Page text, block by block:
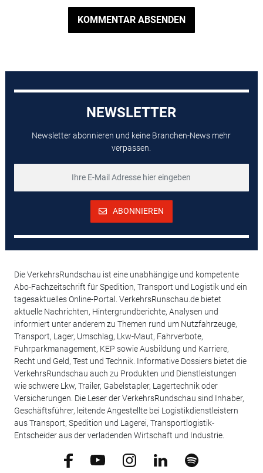
KOMMENTAR ABSENDEN
NEWSLETTER
Newsletter abonnieren und keine Branchen-News mehr
verpassen.
ABONNIEREN
Die VerkehrsRundschau ist eine unabhängige und kompetente
Abo-Fachzeitschrift für Spedition, Transport und Logistik und ein
tagesaktuelles Online-Portal. VerkehrsRunschau.de bietet
aktuelle Nachrichten, Hintergrundberichte, Analysen und
informiert unter anderem zu Themen rund um Nutzfahrzeuge,
Transport, Lager, Umschlag, Lkw-Maut, Fahrverbote,
Fuhrparkmanagement, KEP sowie Ausbildung und Karriere,
Recht und Geld, Test und Technik. Informative Dossiers bietet die
VerkehrsRundschau auch zu Produkten und Dienstleistungen
wie schwere Lkw, Trailer, Gabelstapler, Lagertechnik oder
Versicherungen. Die Leser der VerkehrsRundschau sind Inhaber,
Geschäftsführer, leitende Angestellte bei Logistikdienstleistern
aus Transport, Spedition und Lagerei, Transportlogistik-
Entscheider aus der verladenden Wirtschaft und Industrie.